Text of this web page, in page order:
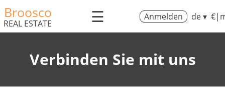
Broosco
REAL ESTATE ☰ Anmelden de ▾
Verbinden Sie mit uns